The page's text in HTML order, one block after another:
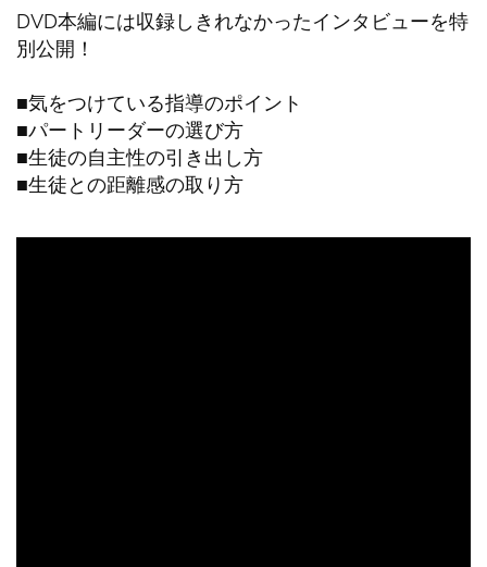
DVD本編には収録しきれなかったインタビューを特
別公開！
■気をつけている指導のポイント
■パートリーダーの選び方
■生徒の自主性の引き出し方
■生徒との距離感の取り方